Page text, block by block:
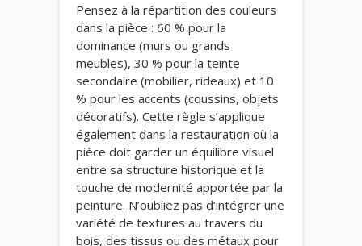
Pensez à la répartition des couleurs
dans la pièce : 60 % pour la
dominance (murs ou grands
meubles), 30 % pour la teinte
secondaire (mobilier, rideaux) et 10
% pour les accents (coussins, objets
décoratifs). Cette règle s’applique
également dans la restauration où la
pièce doit garder un équilibre visuel
entre sa structure historique et la
touche de modernité apportée par la
peinture. N’oubliez pas d’intégrer une
variété de textures au travers du
bois, des tissus ou des métaux pour